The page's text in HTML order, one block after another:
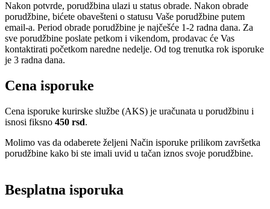
Nakon potvrde, porudžbina ulazi u status obrade. Nakon obrade
porudžbine, bićete obavešteni o statusu Vaše porudžbine putem
email-a. Period obrade porudžbine je najčešće 1-2 radna dana. Za
sve porudžbine poslate petkom i vikendom, prodavac će Vas
kontaktirati početkom naredne nedelje. Od tog trenutka rok isporuke
je 3 radna dana.
Cena isporuke
Cena isporuke kurirske službe (AKS) je uračunata u porudžbinu i
isnosi fiksno 450 rsd.
Molimo vas da odaberete željeni Način isporuke prilikom završetka
porudžbine kako bi ste imali uvid u tačan iznos svoje porudžbine.
Besplatna isporuka